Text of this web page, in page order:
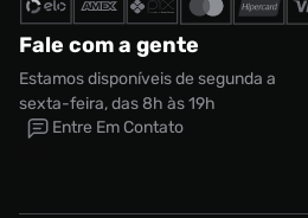
Fale com a gente
Estamos disponíveis de segunda a
sexta-feira, das 8h às 19h
Entre Em Contato